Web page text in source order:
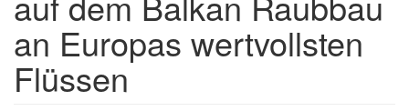
an Europas wertvollsten
Flüssen